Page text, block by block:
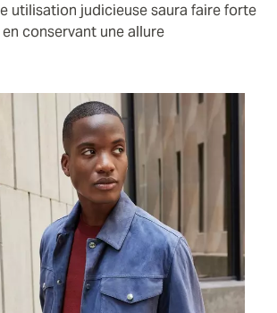
utilisation judicieuse saura faire forte
conservant une allure